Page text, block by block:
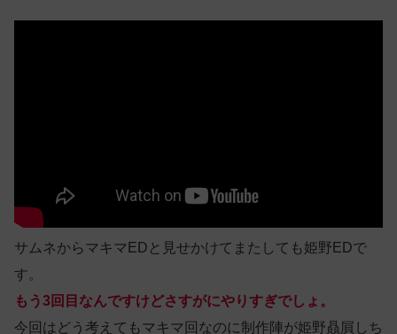
サムネからマキマEDと見せかけてまたしても姫野EDで
す。
もう3回目なんですけどさすがにやりすぎでしょ。
今回はどう考えてもマキマ回なのに制作陣が姫野贔屓しち